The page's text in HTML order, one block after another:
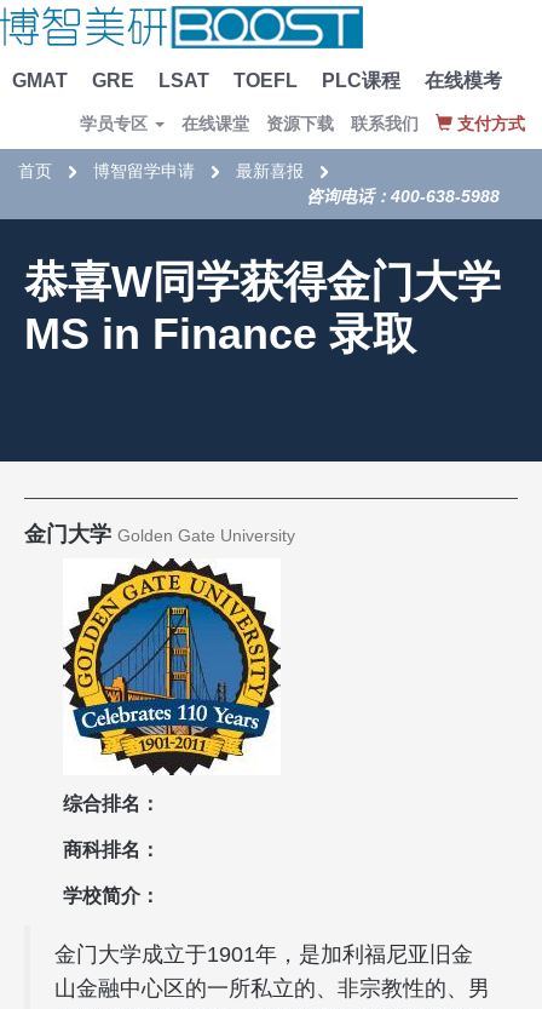
GMAT GRE LSAT TOEFL PLC课程 在线模考
学员专区 在线课堂 资源下载 联系我们 支付方式
首页 博智留学申请
最新喜报
咨询电话：400-638-5988
恭喜W同学获得金门大学
MS in Finance 录取
金门大学 Golden Gate University
综合排名：
商科排名：
学校简介：
金门大学成立于1901年，是加利福尼亚旧金
山金融中心区的一所私立的、非宗教性的、男